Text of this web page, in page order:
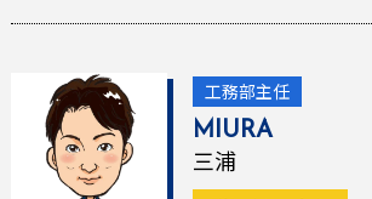
工務部主任
MIURA
三浦